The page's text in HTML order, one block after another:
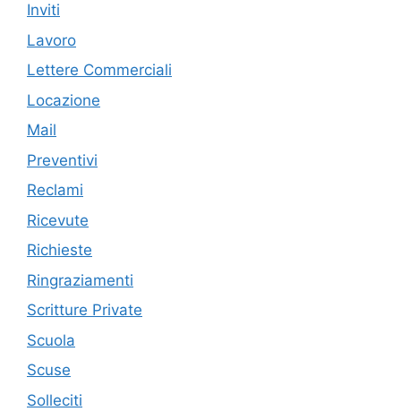
Inviti
Lavoro
Lettere Commerciali
Locazione
Mail
Preventivi
Reclami
Ricevute
Richieste
Ringraziamenti
Scritture Private
Scuola
Scuse
Solleciti